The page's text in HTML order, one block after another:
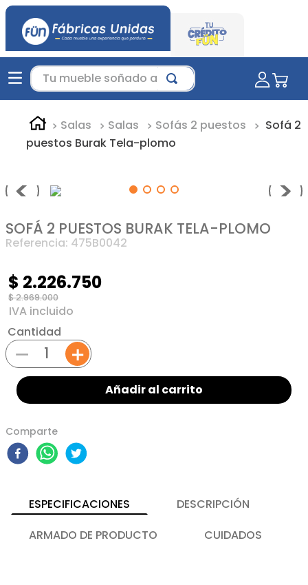
Tu mueble soñado aquí...
Salas Salas Sofás 2 puestos
Sofá 2
puestos Burak Tela-plomo
SOFÁ 2 PUESTOS BURAK TELA-PLOMO
Referencia: 475B0042
$2.969.000
$ 2.226.750
Cantidad
＋
－
Añadir al carrito
Comparte
ESPECIFICACIONES
DESCRIPCIÓN
ARMADO DE PRODUCTO
CUIDADOS